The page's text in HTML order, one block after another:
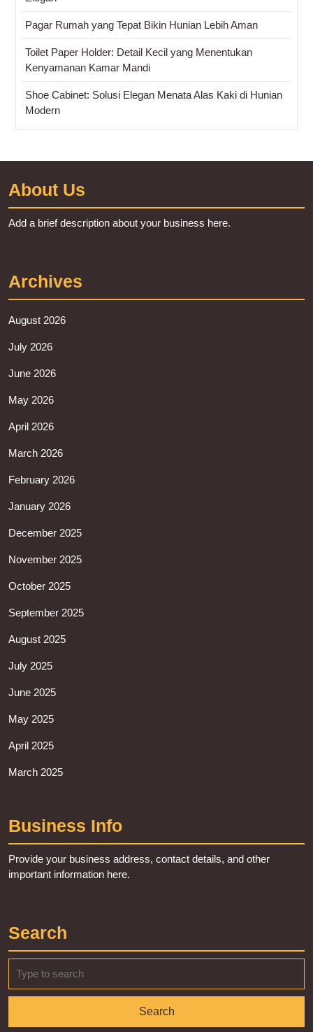
Pagar Rumah yang Tepat Bikin Hunian Lebih Aman
Toilet Paper Holder: Detail Kecil yang Menentukan
Kenyamanan Kamar Mandi
Shoe Cabinet: Solusi Elegan Menata Alas Kaki di Hunian
Modern
About Us
Add a brief description about your business here.
Archives
August 2026
July 2026
June 2026
May 2026
April 2026
March 2026
February 2026
January 2026
December 2025
November 2025
October 2025
September 2025
August 2025
July 2025
June 2025
May 2025
April 2025
March 2025
Business Info
Provide your business address, contact details, and other
important information here.
Search
for: